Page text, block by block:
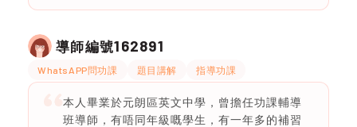
導師編號162891
WhatsAPP問功課 題目講解 指導功課
本人畢業於元朗區英文中學，曾擔任功課輔導
班導師，有唔同年級嘅學生，有一年多的補習